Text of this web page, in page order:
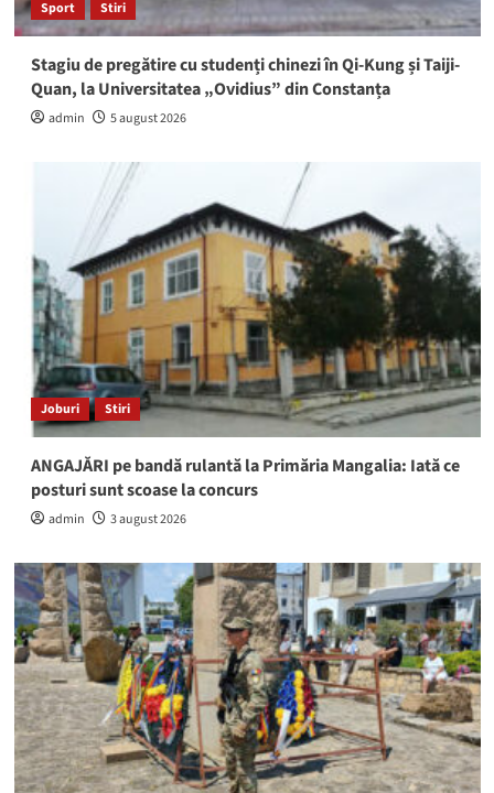
Sport Stiri
Stagiu de pregătire cu studenți chinezi în Qi-Kung și Taiji-
Quan, la Universitatea „Ovidius” din Constanța
admin 5 august 2026
Joburi Stiri
ANGAJĂRI pe bandă rulantă la Primăria Mangalia: Iată ce
posturi sunt scoase la concurs
admin 3 august 2026